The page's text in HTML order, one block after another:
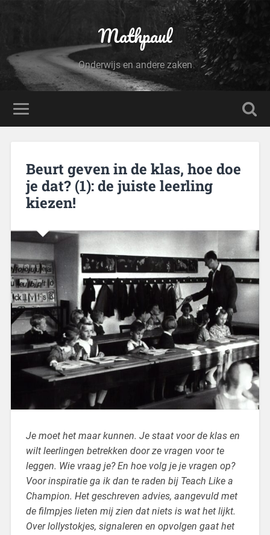
Mathpaul
Onderwijs en andere zaken
Beurt geven in de klas, hoe doe
je dat? (1): de juiste leerling
kiezen!
Je moet het maar kunnen. Je staat voor de klas en
wilt leerlingen betrekken door ze vragen voor te
leggen. Wie vraag je? En hoe volg je je vragen op?
Voor inspiratie ga ik dan te raden bij Teach Like a
Champion. Het geschreven advies, aangevuld met
de filmpjes lieten mij zien dat niets is wat het lijkt.
Over lollystokjes, signaleren en opvolgen gaat het